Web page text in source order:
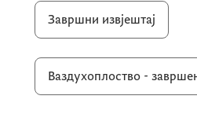
Завршни извјештај
Ваздухоплоство -